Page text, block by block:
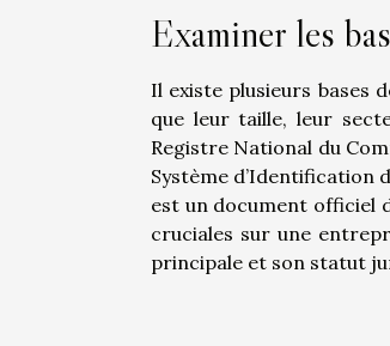
Examiner les
Il existe plusieurs bases
que leur taille, leur
Registre National du
Système d’Identification
est un document officiel
cruciales sur une
principale et son statut